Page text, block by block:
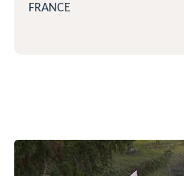
FRANCE